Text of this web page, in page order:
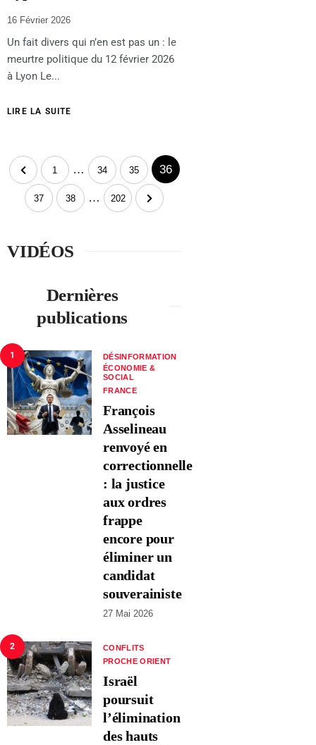
16 Février 2026
Un fait divers qui n’en est pas un : le
meurtre politique du 12 février 2026
à Lyon Le...
LIRE LA SUITE
1 … 34 35 36
37 38 … 202
VIDÉOS
Dernières
publications
1
DÉSINFORMATION
ÉCONOMIE &
SOCIAL
FRANCE
François
Asselineau
renvoyé en
correctionnelle
: la justice
aux ordres
frappe
encore pour
éliminer un
candidat
souverainiste
27 Mai 2026
2
CONFLITS
PROCHE ORIENT
Israël
poursuit
l’élimination
des hauts